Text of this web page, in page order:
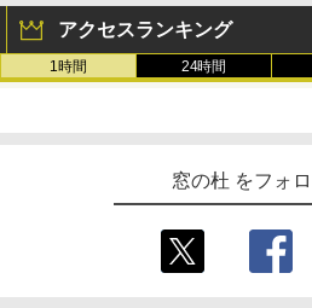
アクセスランキング
1時間 24時間
窓の杜 をフォ